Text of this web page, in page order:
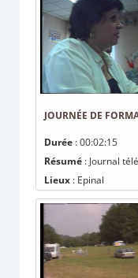
JOURNÉE DE
Durée : 00:02:15
Résumé : Journal
Lieux : Epinal